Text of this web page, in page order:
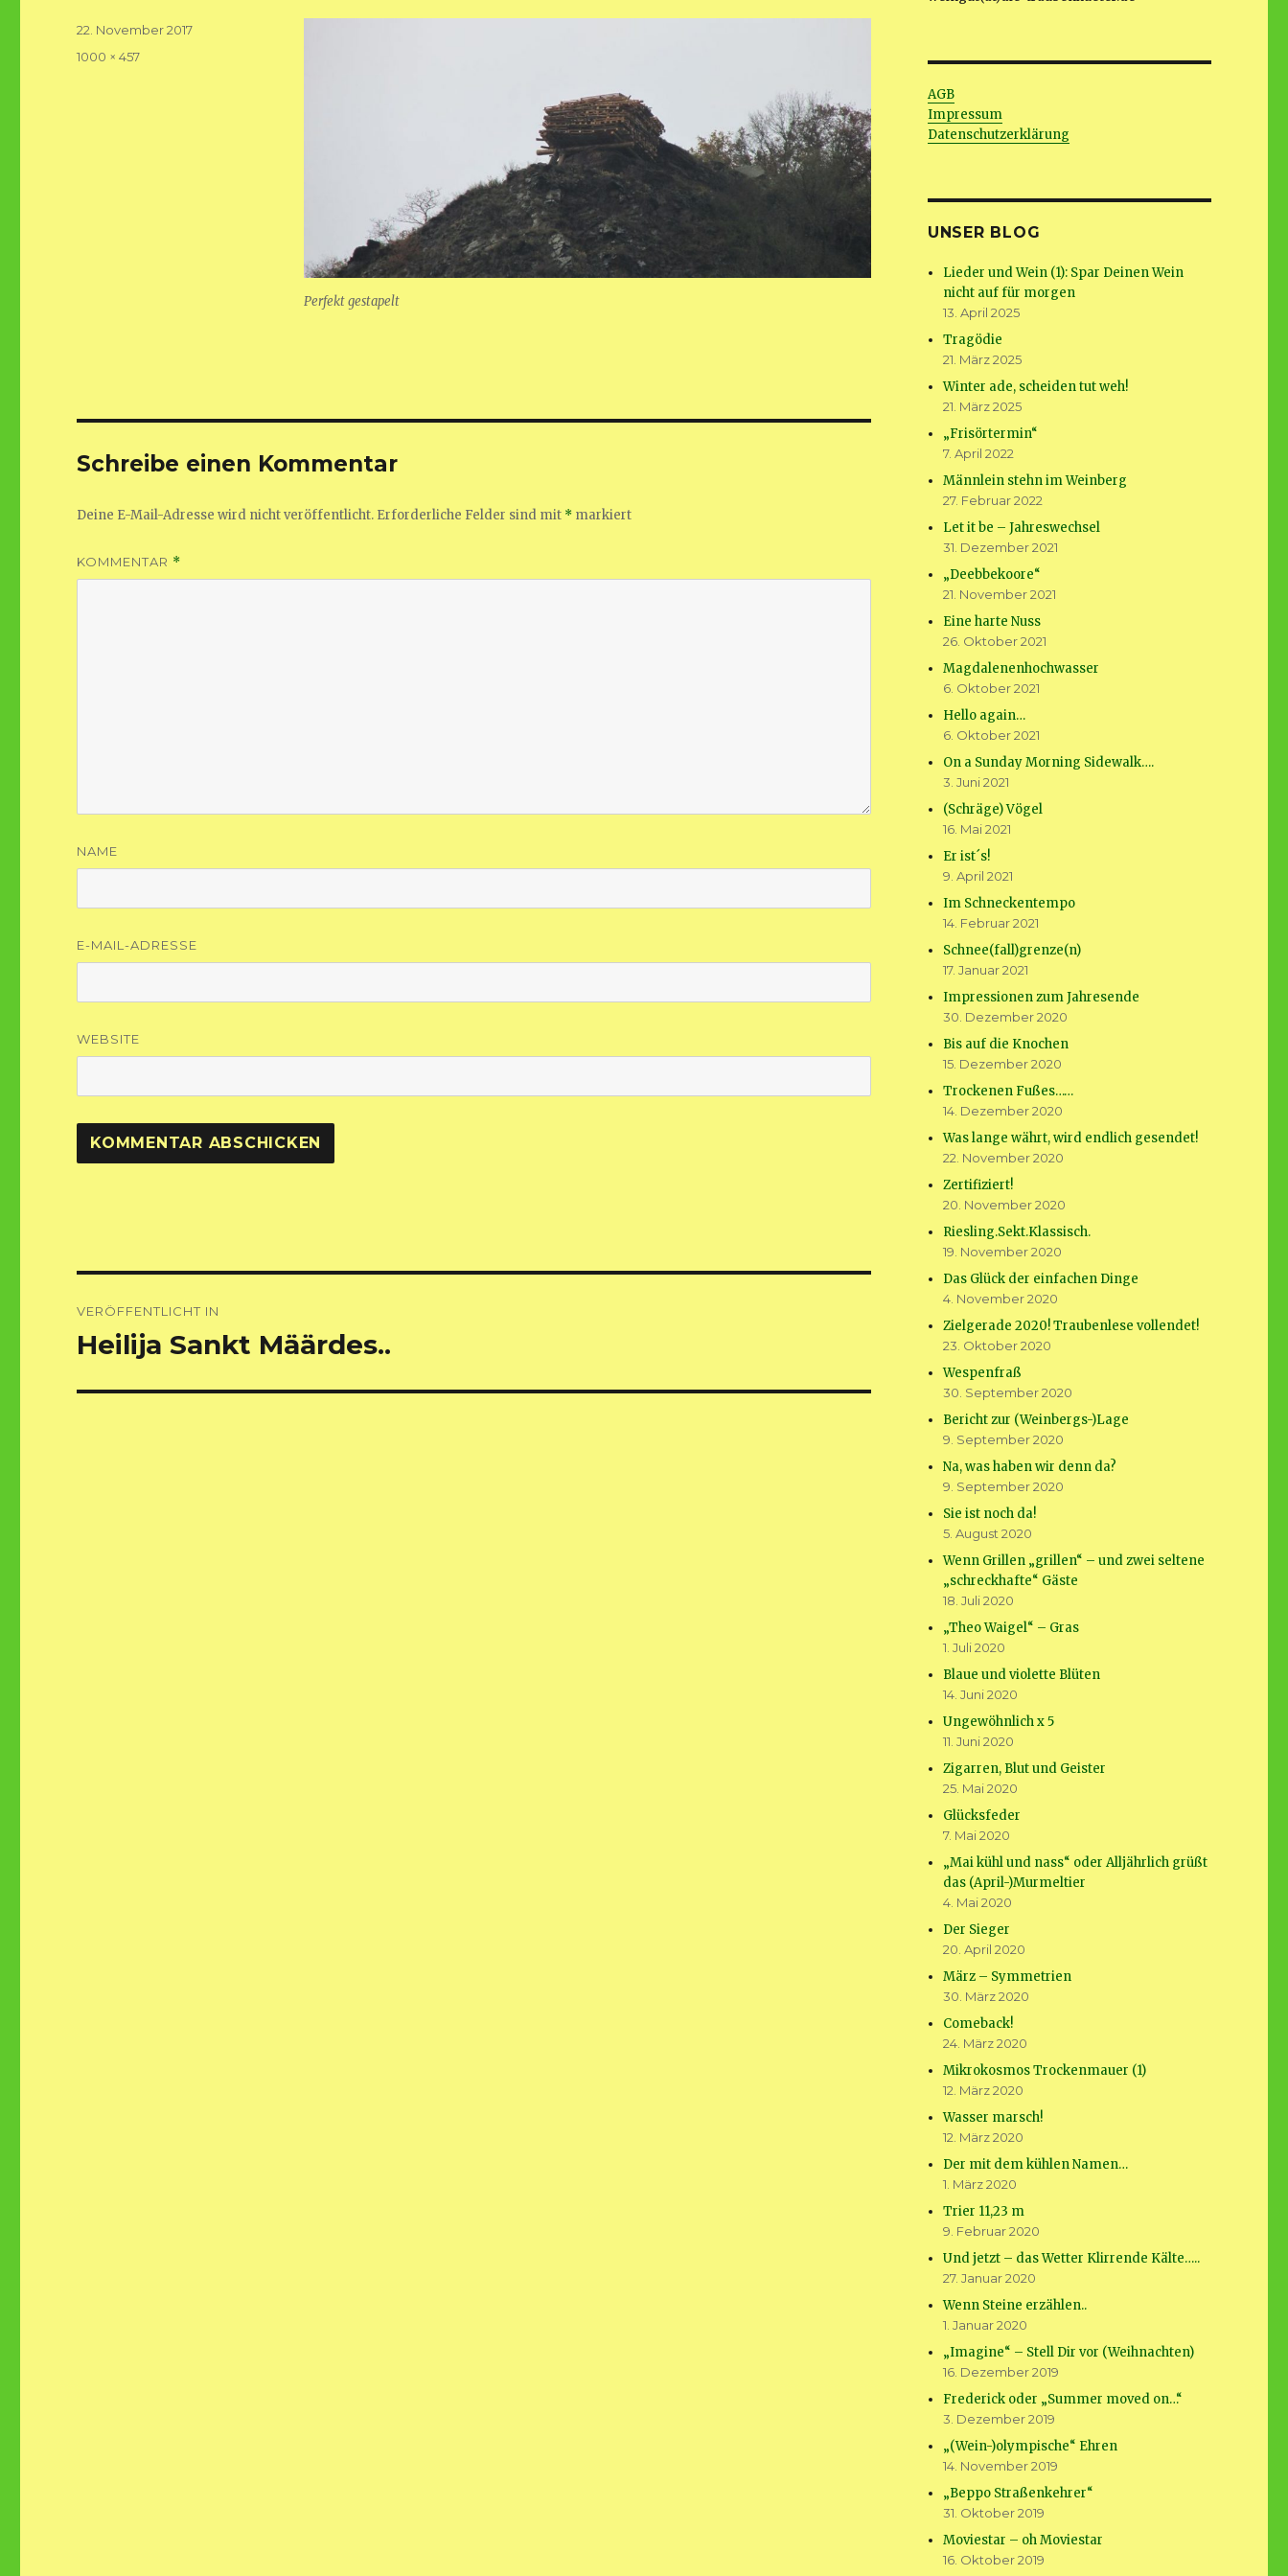
Perfekt gestapelt
Veröffentlicht
22. November 2017
Volle
1000 × 457
Schreibe einen Kommentar
Deine E-Mail-Adresse wird nicht veröffentlicht. Erforderliche Felder sind mit * markiert
KOMMENTAR *
NAME
E-MAIL-ADRESSE
WEBSITE
VERÖFFENTLICHT IN
Heilija Sankt Määrdes..
AGB
Impressum
Datenschutzerklärung
UNSER BLOG
Lieder und Wein (1): Spar Deinen Wein
nicht auf für morgen
13. April 2025
Tragödie
21. März 2025
Winter ade, scheiden tut weh!
21. März 2025
„Frisörtermin“
7. April 2022
Männlein stehn im Weinberg
27. Februar 2022
Let it be – Jahreswechsel
31. Dezember 2021
„Deebbekoore“
21. November 2021
Eine harte Nuss
26. Oktober 2021
Magdalenenhochwasser
6. Oktober 2021
Hello again…
6. Oktober 2021
On a Sunday Morning Sidewalk….
3. Juni 2021
(Schräge) Vögel
16. Mai 2021
Er ist´s!
9. April 2021
Im Schneckentempo
14. Februar 2021
Schnee(fall)grenze(n)
17. Januar 2021
Impressionen zum Jahresende
30. Dezember 2020
Bis auf die Knochen
15. Dezember 2020
Trockenen Fußes……
14. Dezember 2020
Was lange währt, wird endlich gesendet!
22. November 2020
Zertifiziert!
20. November 2020
Riesling.Sekt.Klassisch.
19. November 2020
Das Glück der einfachen Dinge
4. November 2020
Zielgerade 2020! Traubenlese vollendet!
23. Oktober 2020
Wespenfraß
30. September 2020
Bericht zur (Weinbergs-)Lage
9. September 2020
Na, was haben wir denn da?
9. September 2020
Sie ist noch da!
5. August 2020
Wenn Grillen „grillen“ – und zwei seltene
„schreckhafte“ Gäste
18. Juli 2020
„Theo Waigel“ – Gras
1. Juli 2020
Blaue und violette Blüten
14. Juni 2020
Ungewöhnlich x 5
11. Juni 2020
Zigarren, Blut und Geister
25. Mai 2020
Glücksfeder
7. Mai 2020
„Mai kühl und nass“ oder Alljährlich grüßt
das (April-)Murmeltier
4. Mai 2020
Der Sieger
20. April 2020
März – Symmetrien
30. März 2020
Comeback!
24. März 2020
Mikrokosmos Trockenmauer (1)
12. März 2020
Wasser marsch!
12. März 2020
Der mit dem kühlen Namen…
1. März 2020
Trier 11,23 m
9. Februar 2020
Und jetzt – das Wetter Klirrende Kälte…..
27. Januar 2020
Wenn Steine erzählen..
1. Januar 2020
„Imagine“ – Stell Dir vor (Weihnachten)
16. Dezember 2019
Frederick oder „Summer moved on…“
3. Dezember 2019
„(Wein-)olympische“ Ehren
14. November 2019
„Beppo Straßenkehrer“
31. Oktober 2019
Moviestar – oh Moviestar
16. Oktober 2019